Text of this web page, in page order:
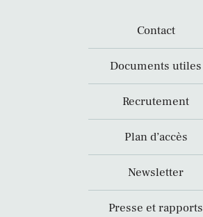
Contact
Documents utiles
Recrutement
Plan d’accès
Newsletter
Presse et rapports